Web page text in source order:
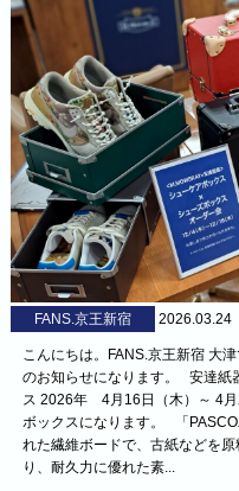
FANS.京王新宿 2026.03.24
こんにちは。FANS.京王新宿 大
のお知らせになります。 安達紙
ス 2026年 4月16日（木）～ 4
ボックスになります。 「
れた繊維ボードで、古紙などを
り、耐久力に優れた素...